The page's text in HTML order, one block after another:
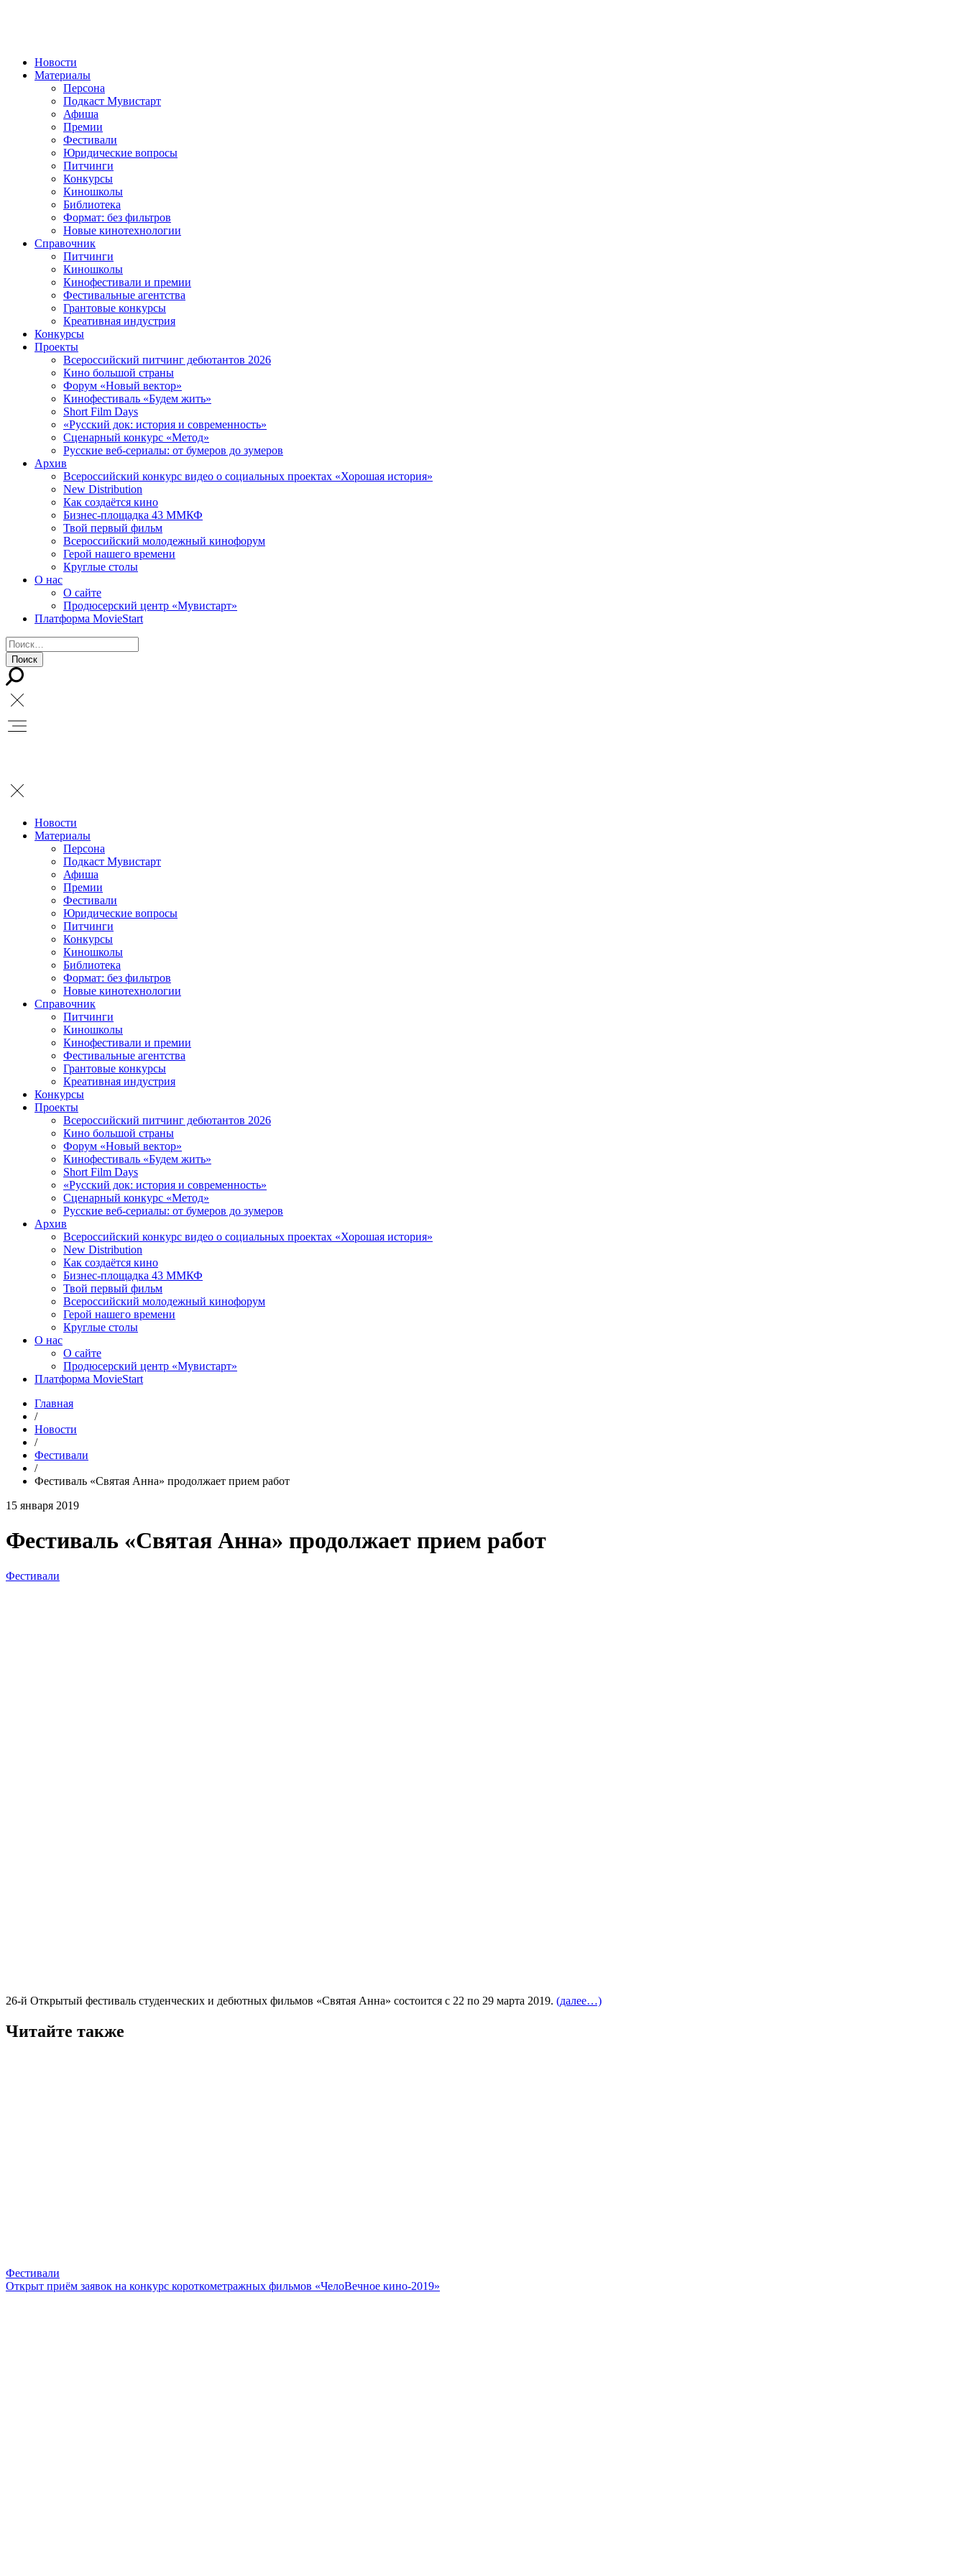
Новости
Материалы
Персона
Подкаст Мувистарт
Афиша
Премии
Фестивали
Юридические вопросы
Питчинги
Конкурсы
Киношколы
Библиотека
Формат: без фильтров
Новые кинотехнологии
Справочник
Питчинги
Киношколы
Кинофестивали и премии
Фестивальные агентства
Грантовые конкурсы
Креативная индустрия
Конкурсы
Проекты
Всероссийский питчинг дебютантов 2026
Кино большой страны
Форум «Новый вектор»
Кинофестиваль «Будем жить»
Short Film Days
«Русский док: история и современность»
Сценарный конкурс «Метод»
Русские веб-сериалы: от бумеров до зумеров
Архив
Всероссийский конкурс видео о социальных проектах «Хорошая история»
New Distribution
Как создаётся кино
Бизнес-площадка 43 ММКФ
Твой первый фильм
Всероссийский молодежный кинофорум
Герой нашего времени
Круглые столы
О нас
О сайте
Продюсерский центр «Мувистарт»
Платформа MovieStart
Новости
Материалы
Персона
Подкаст Мувистарт
Афиша
Премии
Фестивали
Юридические вопросы
Питчинги
Конкурсы
Киношколы
Библиотека
Формат: без фильтров
Новые кинотехнологии
Справочник
Питчинги
Киношколы
Кинофестивали и премии
Фестивальные агентства
Грантовые конкурсы
Креативная индустрия
Конкурсы
Проекты
Всероссийский питчинг дебютантов 2026
Кино большой страны
Форум «Новый вектор»
Кинофестиваль «Будем жить»
Short Film Days
«Русский док: история и современность»
Сценарный конкурс «Метод»
Русские веб-сериалы: от бумеров до зумеров
Архив
Всероссийский конкурс видео о социальных проектах «Хорошая история»
New Distribution
Как создаётся кино
Бизнес-площадка 43 ММКФ
Твой первый фильм
Всероссийский молодежный кинофорум
Герой нашего времени
Круглые столы
О нас
О сайте
Продюсерский центр «Мувистарт»
Платформа MovieStart
Главная
/
Новости
/
Фестивали
/
Фестиваль «Святая Анна» продолжает прием работ
15 января 2019
Фестиваль «Святая Анна» продолжает прием работ
Фестивали
26-й Открытый фестиваль студенческих и дебютных фильмов «Святая Анна» состоится с 22 по 29 марта 2019. (далее…)
Читайте также
Фестивали
Открыт приём заявок на конкурс короткометражных фильмов «ЧелоВечное кино-2019»